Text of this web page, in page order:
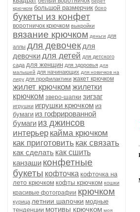
крючком большой размерчик бохо
букеты из конфет
воротничок крючком выкройки
вязание крючком деньги для
аллы для девочек для
девочкидля детей для детского
сада для женщин для здоровья для
малышей для начинающих для новичков на
лиру для профилактики жакет крючком
жилет крючком жилетки
крючком зверо-шапки зигзаг
игрушки игрушки крючком из
бумаги из гофрированной
бумаги из джинсов
интерьер кайма крючком
как приготовить как связать
как сделать как сшить
канзаши конфетные
букеты кофточка кофточка на
лето крючком кофты крючком кошки
красивые фотографии крючком
курица летнии шапочки модные
тенденции мотивы крючком моя